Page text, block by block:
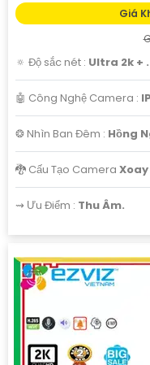
Giá
🔅 Độ sắc nét : Ultra 2k + .
🤖️ Công Nghệ Camera :
❂ Nhìn Ban Đêm : Hồng
🐉️ Cấu Tạo Camera
️⇝ Ưu Điểm : Thu Âm.